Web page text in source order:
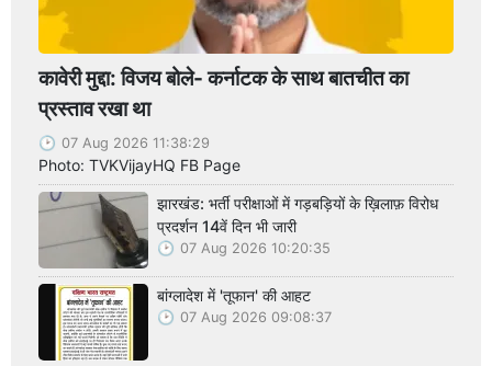
कावेरी मुद्दा: विजय बोले- कर्नाटक के साथ बातचीत का
प्रस्ताव रखा था
07 Aug 2026 11:38:29
Photo: TVKVijayHQ FB Page
झारखंड: भर्ती परीक्षाओं में गड़बड़ियों के ख़िलाफ़ विरोध
प्रदर्शन 14वें दिन भी जारी
07 Aug 2026 10:20:35
बांग्लादेश में 'तूफान' की आहट
07 Aug 2026 09:08:37